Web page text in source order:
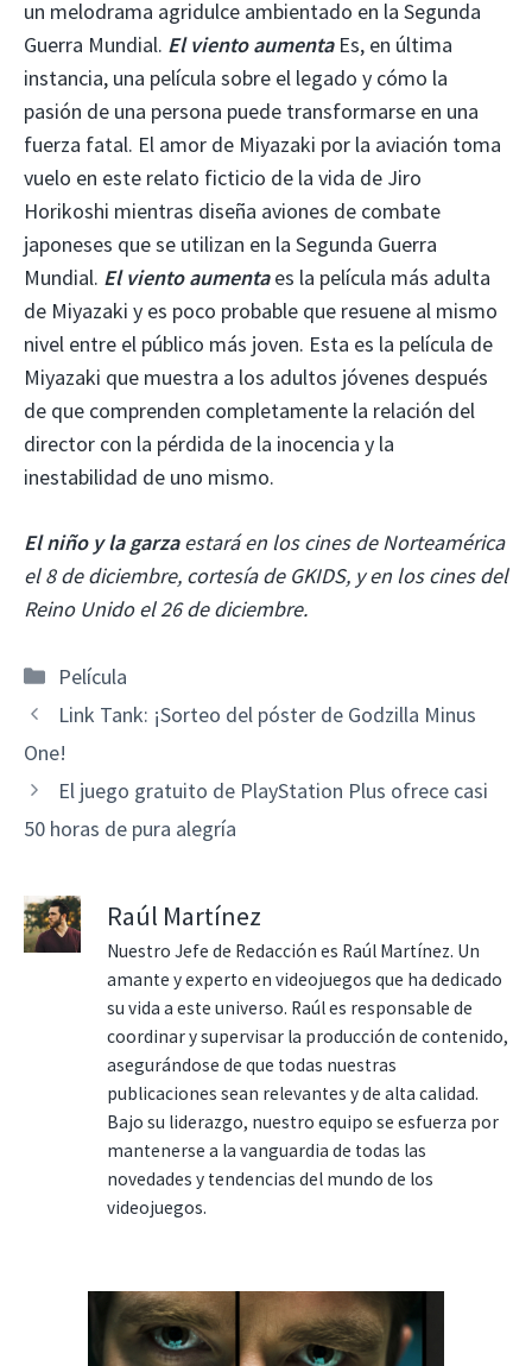
un melodrama agridulce ambientado en la Segunda
Guerra Mundial. El viento aumentaEs, en última
instancia, una película sobre el legado y cómo la
pasión de una persona puede transformarse en una
fuerza fatal. El amor de Miyazaki por la aviación toma
vuelo en este relato ficticio de la vida de Jiro
Horikoshi mientras diseña aviones de combate
japoneses que se utilizan en la Segunda Guerra
Mundial. El viento aumentaes la película más adulta
de Miyazaki y es poco probable que resuene al mismo
nivel entre el público más joven. Esta es la película de
Miyazaki que muestra a los adultos jóvenes después
de que comprenden completamente la relación del
director con la pérdida de la inocencia y la
inestabilidad de uno mismo.
El niño y la garzaestará en los cines de Norteamérica
el 8 de diciembre, cortesía de GKIDS, y en los cines del
Reino Unido el 26 de diciembre.
Categorías
Película
Link Tank: ¡Sorteo del póster de Godzilla Minus
One!
El juego gratuito de PlayStation Plus ofrece casi
50 horas de pura alegría
Raúl Martínez
Nuestro Jefe de Redacción es Raúl Martínez. Un
amante y experto en videojuegos que ha dedicado
su vida a este universo. Raúl es responsable de
coordinar y supervisar la producción de contenido,
asegurándose de que todas nuestras
publicaciones sean relevantes y de alta calidad.
Bajo su liderazgo, nuestro equipo se esfuerza por
mantenerse a la vanguardia de todas las
novedades y tendencias del mundo de los
videojuegos.